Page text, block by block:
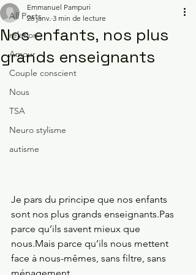
All Posts
relation
Amour
Couple conscient
Nous
TSA
Neuro stylisme
autisme
Nos enfants, nos plus
grands enseignants
Emmanuel Pampuri
26 janv. 3 min de lecture
Je pars du principe que nos enfants
sont nos plus grands enseignants.Pas
parce qu’ils savent mieux que
nous.Mais parce qu’ils nous mettent
face à nous-mêmes, sans filtre, sans